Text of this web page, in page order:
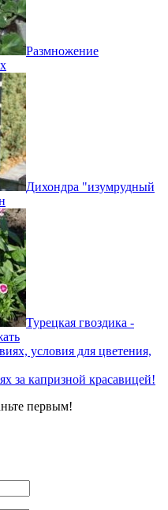
Размножение
Дихондра "изумрудный
Турецкая гвоздика -
за капризной красавицей!
первым!